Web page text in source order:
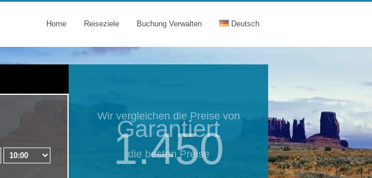
Home Reiseziele Buchung Verwalten Deutsch
Garantiert
die besten Preise